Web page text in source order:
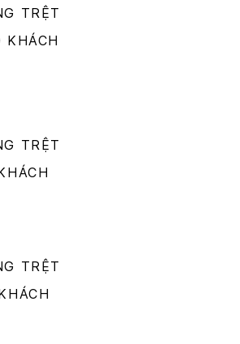
TRỆT
KHÁCH
TRỆT
TRỆT